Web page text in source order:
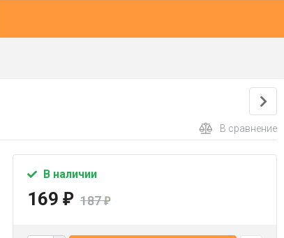
В сравнение
В наличии
169 ₽ 187₽